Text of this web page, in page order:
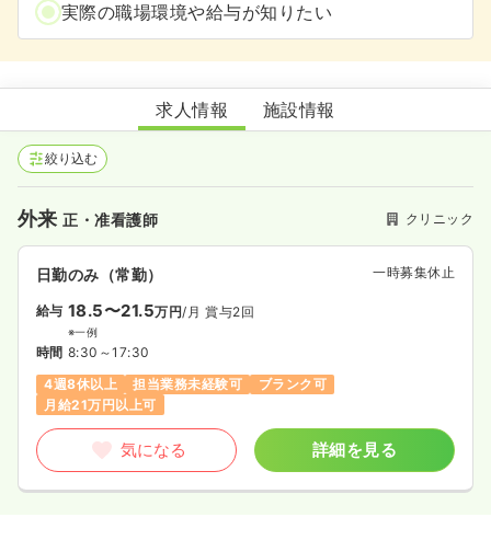
実際の職場環境や給与が知りたい
高千穂醫院
求人情報 施設情報
絞り込む
外来正・准看護師 クリニック
日勤のみ（常勤） 一時募集休止
給与 18.5〜21.5万円/月 賞与2回
※一例
時間 8:30～17:30
4週8休以上
担当業務未経験可
ブランク可
月給21万円以上可
気になる 詳細を見る